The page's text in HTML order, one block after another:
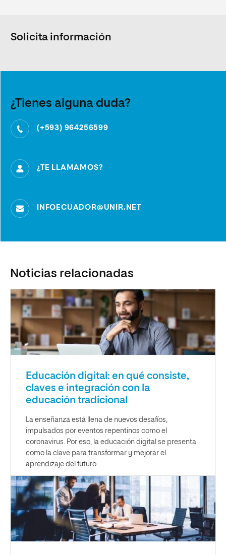
Solicita información
¿Tienes alguna duda?
(+593) 964256599
¿TE LLAMAMOS?
INFOECUADOR@UNIR.NET
Noticias relacionadas
Educación digital: en qué consiste,
claves e integración con la
educación tradicional
La enseñanza está llena de nuevos desafíos,
impulsados por eventos repentinos como el
coronavirus. Por eso, la educación digital se presenta
como la clave para transformar y mejorar el
aprendizaje del futuro.